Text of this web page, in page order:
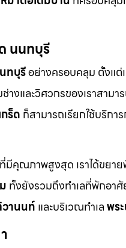
นนทบุรี
ทบุรีอย่างครอบคลุม ตั้งแต่
างและวิศวกรของเราสามา
ร็ด ก็สามารถเรียกใช้บริกา
มีคุณภาพสูงสุด เราได้ขย
ทั้งยังรวมถึงทำเลที่พักอา
านนท์ และบริเวณทำเลพร